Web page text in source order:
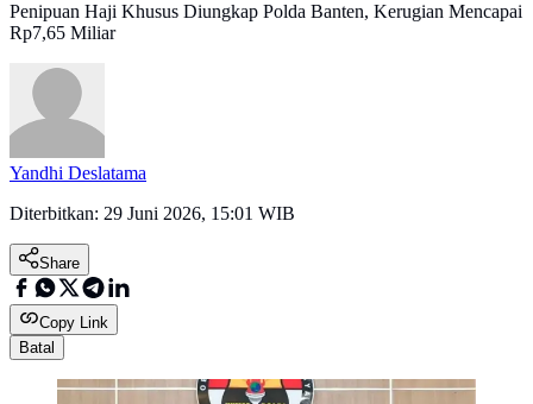
Penipuan Haji Khusus Diungkap Polda Banten, Kerugian Mencapai
Rp7,65 Miliar
Yandhi Deslatama
Diterbitkan: 29 Juni 2026, 15:01 WIB
Share
Copy Link
Batal